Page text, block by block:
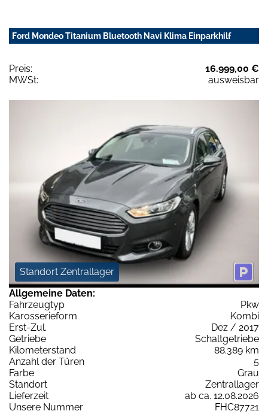
Ford Mondeo Titanium Bluetooth Navi Klima Einparkhilf
Preis:
16.999,00 €
MWSt:
ausweisbar
Standort Zentrallager
Allgemeine Daten:
Fahrzeugtyp
Pkw
Karosserieform
Kombi
Erst-Zul.
Dez / 2017
Getriebe
Schaltgetriebe
Kilometerstand
88.389 km
Anzahl der Türen
5
Farbe
Grau
Standort
Zentrallager
Lieferzeit
ab ca. 12.08.2026
Unsere Nummer
FHC87721